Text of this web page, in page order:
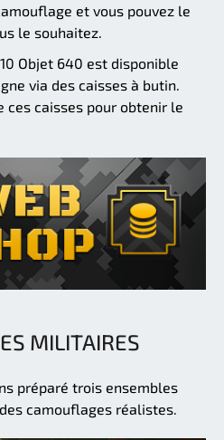
et vous pouvez le
le souhaitez.
Objet 640 est disponible
via des caisses à butin.
ces caisses pour obtenir le
MILITAIRES
préparé trois ensembles
camouflages réalistes.